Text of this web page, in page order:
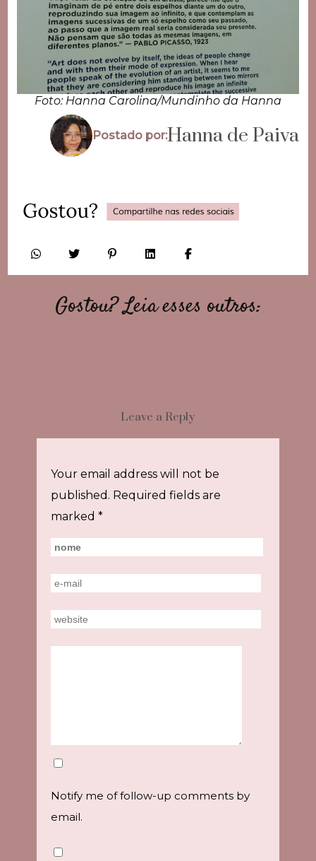
Foto: Hanna Carolina/Mundinho da Hanna
Postado por:Hanna de Paiva
Gostou? Leia esses outros:
Leave a Reply
Your email address will not be
published. Required fields are
marked *
Notify me of follow-up comments by
email.